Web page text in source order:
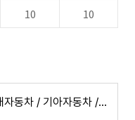
10 10
신차 구매혜택 : 현대자동차 / 기아자동차 / 르노코리아 / kg모빌리티 / 쉐보레 (1월,2월,3월,4월,5월